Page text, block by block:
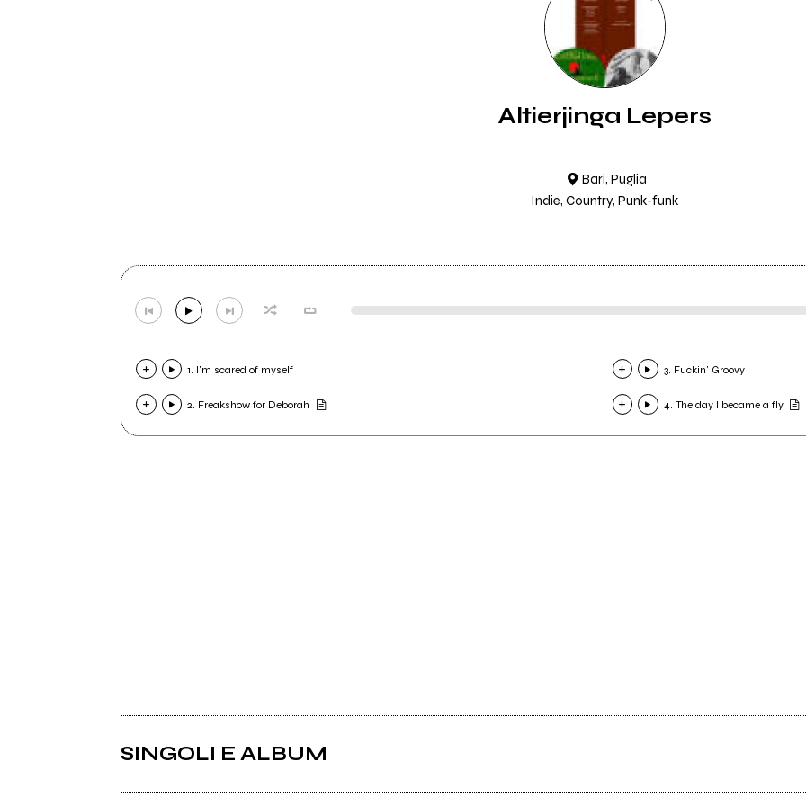
Altierjinga Lepers
Bari, Puglia
Indie, Country, Punk-funk
1. I'm scared of myself
2. Freakshow for Deborah
3. Fuckin' Groovy
4. The day I became a fly
SINGOLI E ALBUM